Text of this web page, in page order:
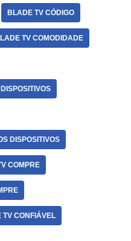
BLADE TV CÓDIGO
TV COMODIDADE
DISPOSITIVOS
COMPRE
TV CONFIÁVEL